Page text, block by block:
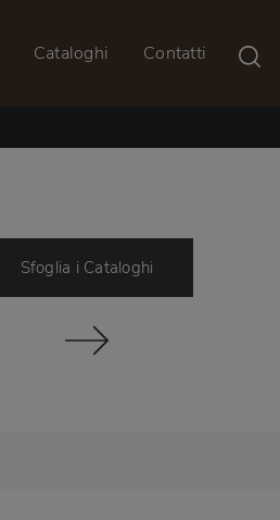
Cataloghi Contatti
Sfoglia i Cataloghi